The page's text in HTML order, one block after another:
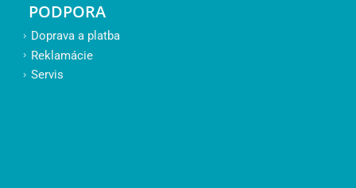
PODPORA
Doprava a platba
Reklamácie
Servis